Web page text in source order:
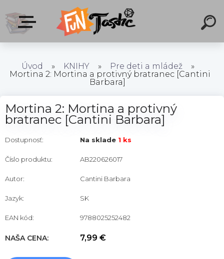
Úvod » KNIHY » Pre deti a mládež
»
Mortina 2: Mortina a protivný bratranec [Cantini
Barbara]
Mortina 2: Mortina a protivný
bratranec [Cantini Barbara]
Dostupnosť: Na sklade 1 ks
Číslo produktu: AB220626017
Autor: Cantini Barbara
Jazyk: SK
EAN kód: 9788025252482
NAŠA CENA: 7,99 €